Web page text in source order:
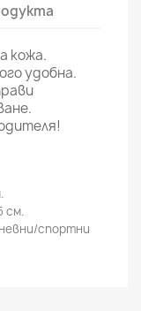
кожа.
удобна.
см.
спортни